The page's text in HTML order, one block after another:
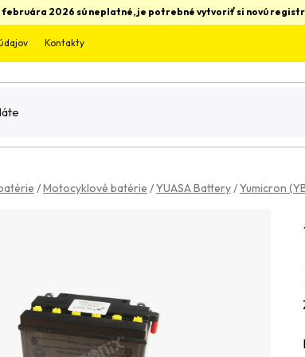
2026 sú neplatné, je potrebné vytvoriť si novú
Kontakty
/Motocyklové batérie /YUASA Battery/Yumicron